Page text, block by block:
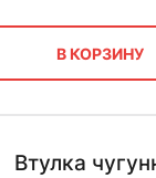
В КОРЗИНУ
Втулка